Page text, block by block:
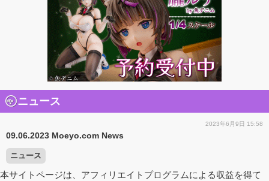
ニュース
2023年6月9日 15:58
09.06.2023 Moeyo.com News
ニュース
本サイトページは、アフィリエイトプログラムによる収益を得て